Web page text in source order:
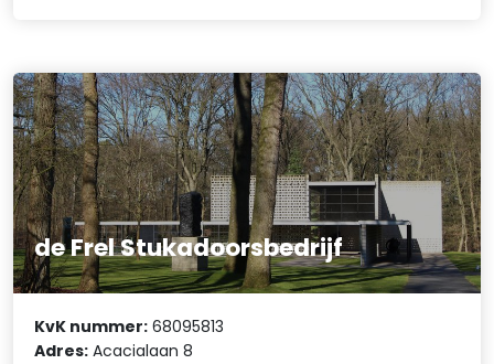
de Frel Stukadoorsbedrijf
KvK nummer: 68095813
Adres: Acacialaan 8